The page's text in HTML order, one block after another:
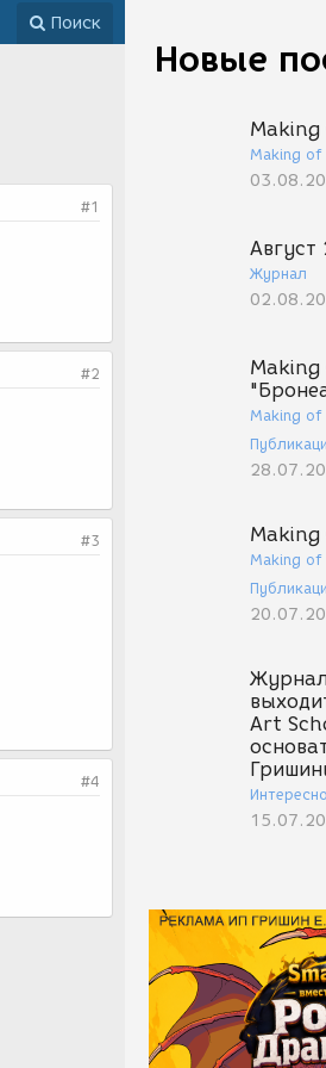
Новые
Making of
Август
Журнал
Making
Making of
Making of
Art
Поиск
#1
#2
#3
#4